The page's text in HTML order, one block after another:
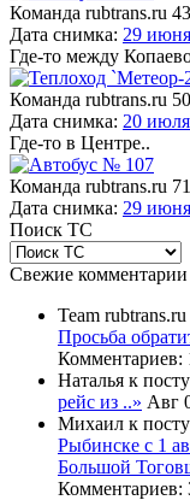
Команда rubtrans.ru 43
Дата снимка: 29
Где-то между
Команда rubtrans.ru 50
Дата снимка: 20
Где-то в Центре..
Команда rubtrans.ru 71
Дата снимка: 29
Поиск ТС
Свежие комментарии
Team
Просьба
Комментариев:
Наталья к
рейс из ..» Авг
Михаил к
Рыбинске с 1
Большой
Комментариев: